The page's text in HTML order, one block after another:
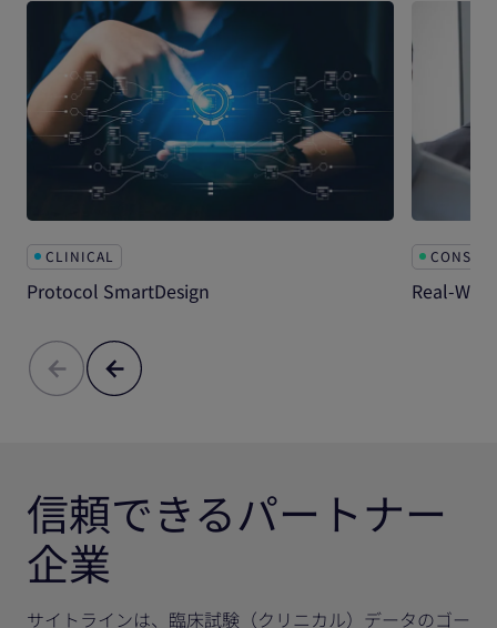
CLINICAL
Protocol SmartDesign Real-
信頼できるパートナー
企業
サイトラインは、臨床試験（クリニカル）データのゴー